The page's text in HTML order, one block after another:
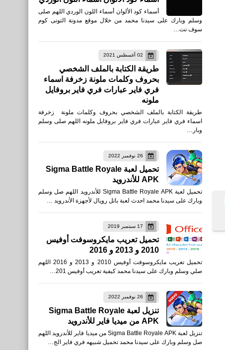
أسماء كود الألوان أسماء اللون الوردي اللهم صلى
وسلم وبارك على سيدنا محمد من خلال موقع مدونة التونى كوم
سوف نت…
02 أغسطس 2021
طريقة الكتابة بالملف الشخصي
بحروف وكلمات ملونة زخرفة اسماء
فري فاير عبارات فري فاير بروفايل
ملونه
طريقة الكتابة بالملف الشخصي بحروف وكلمات ملونة زخرفة
اسماء فري فاير عبارات فري فاير بروفايل ملونه اللهم صلى وسلم
وبار…
26 نوفمبر 2022
تحميل لعبة Sigma Battle Royale
APK للأندرويد
تحميل لعبة Sigma Battle Royale APK للأندرويد اللهم صل وسلم
وبارك على سيدنا محمد احدث لعبة باتل رويال لأجهزة الأندرويد …
17 سبتمبر 2019
تحميل تعريب مايكروسوفت أوفيس
2010 و 2013 و 2016
تحميل تعريب مايكروسوفت أوفيس 2010 و 2013 و 2016 اللهم
صلي وسلم وبارك على سيدنا محمد كيفية تعريب أوفيس 201…
26 نوفمبر 2022
تنزيل لعبة Sigma Battle Royale
APK من ميديا فاير للأندرويد
تنزيل لعبة Sigma Battle Royale APK من ميديا فاير للأندرويد اللهم
صل وسلم وبارك على سيدنا محمد تحميل شبيهه فري فاير الج…
العاب
تشغيل لعبة Counter Attack
علي الكمبيوتر محاكي
SmartGaGa وضبط الأعدادات
رياضة